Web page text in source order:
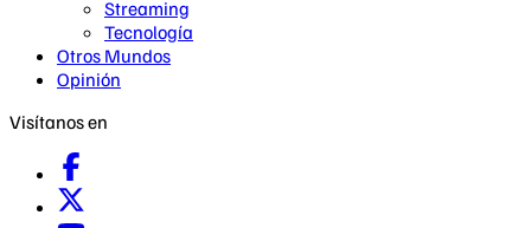
Streaming
Tecnología
Otros Mundos
Opinión
Visítanos en